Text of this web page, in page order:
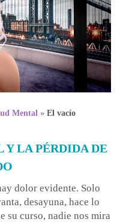
Mental » El vacío
LA PÉRDIDA DE
dolor evidente. Solo
desayuna, hace lo
su curso, nadie nos mira